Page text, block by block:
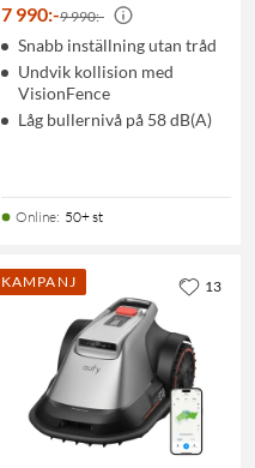
7 990:-9 990:-
Snabb inställning utan tråd
Undvik kollision med
VisionFence
Låg bullernivå på 58 dB(A)
Online: 50+ st
KAMPANJ 13